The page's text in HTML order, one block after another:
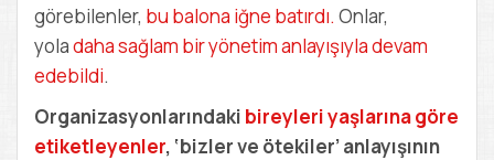
görebilenler, bu balona iğne batırdı. Onlar,
yoladaha sağlam bir yönetim anlayışıyla devam
edebildi.
Organizasyonlarındaki bireyleri yaşlarına göre
etiketleyenler, ‘bizler ve ötekiler’ anlayışının